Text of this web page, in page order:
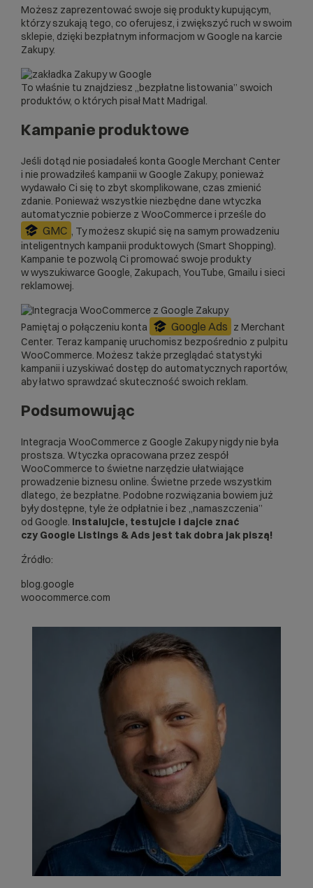
Możesz zaprezentować swoje się produkty kupującym,
którzy szukają tego, co oferujesz, i zwiększyć ruch w swoim
sklepie, dzięki bezpłatnym informacjom w Google na karcie
Zakupy.
To właśnie tu znajdziesz „bezpłatne listowania” swoich
produktów, o których pisał Matt Madrigal.
Kampanie produktowe
Jeśli dotąd nie posiadałeś konta Google Merchant Center
i nie prowadziłeś kampanii w Google Zakupy, ponieważ
wydawało Ci się to zbyt skomplikowane, czas zmienić
zdanie. Ponieważ wszystkie niezbędne dane wtyczka
automatycznie pobierze z WooCommerce i prześle do
GMC , Ty możesz skupić się na samym prowadzeniu
inteligentnych kampanii produktowych (Smart Shopping).
Kampanie te pozwolą Ci promować swoje produkty
w wyszukiwarce Google, Zakupach, YouTube, Gmailu i sieci
reklamowej.
Pamiętaj o połączeniu konta Google Ads z Merchant
Center. Teraz kampanię uruchomisz bezpośrednio z pulpitu
WooCommerce. Możesz także przeglądać statystyki
kampanii i uzyskiwać dostęp do automatycznych raportów,
aby łatwo sprawdzać skuteczność swoich reklam.
Podsumowując
Integracja WooCommerce z Google Zakupy nigdy nie była
prostsza. Wtyczka opracowana przez zespół
WooCommerce to świetne narzędzie ułatwiające
prowadzenie biznesu online. Świetne przede wszystkim
dlatego, że bezpłatne. Podobne rozwiązania bowiem już
były dostępne, tyle że odpłatnie i bez „namaszczenia”
od Google. Instalujcie, testujcie i dajcie znać
czy Google Listings & Ads jest tak dobra jak piszą!
Źródło:
blog.google
woocommerce.com